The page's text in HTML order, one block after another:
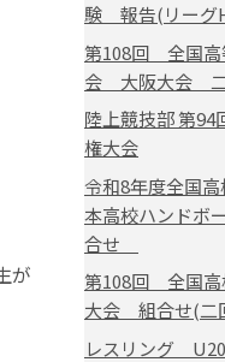
が
験 報告(リーグ
第108回 全国高
会 大阪大会 二
陸上競技部 第94
権大会
令和8年度全国
本高校ハンドボ
合せ
第108回 全国
大会 組合せ(二
レスリング